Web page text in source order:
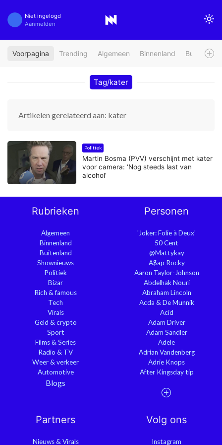
Niet ingelogd
Aanmelden
Voorpagina Trending Algemeen Binnenland Buitenland
Tag/kater
Artikelen gerelateerd aan: kater
Politiek
Martin Bosma (PVV) verschijnt met kater
voor camera: ‘Nog steeds last van
alcohol’
Rubrieken
Algemeen
Binnenland
Buitenland
Shownieuws
Politiek
Bizar
Rich & famous
Tech
Virals
Geld & crypto
Sport
Films & Series
Radio & TV
Weer & verkeer
Automotive
Blogs
Personen
'Joker: Folie à Deux'
50 Cent
@Mattykay
A$ap Rocky
Aaron Taylor-Johnson
Abdelhak Nouri
Abraham Lincoln
Acda & De Munnik
Acid
Adam Driver
Adam Sandler
Adele
Adrian Vandenberg
Adrie Knops
After Kingsday tip
Partners
Nieuws & Virals
Volg ons
Instagram